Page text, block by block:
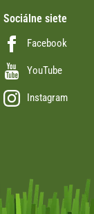
Sociálne siete
Facebook
YouTube
Instagram